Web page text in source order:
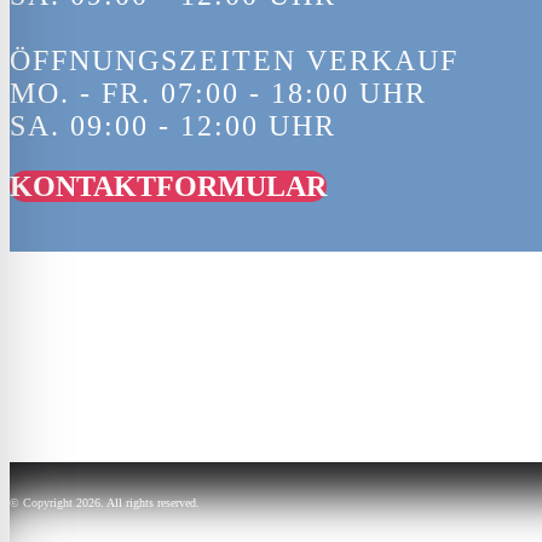
ÖFFNUNGSZEITEN VERKAUF
MO. - FR. 07:00 - 18:00 UHR
SA. 09:00 - 12:00 UHR
KONTAKTFORMULAR
© Copyright 2026. All rights reserved.